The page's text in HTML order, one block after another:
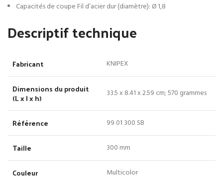
Capacités de coupe Fil d’acier dur (diamètre): Ø 1,8
Descriptif technique
Fabricant ‎KNIPEX
Dimensions du produit
(L x l x h) ‎33.5 x 8.41 x 2.59 cm; 570 grammes
Référence ‎99 01 300 SB
Taille ‎300 mm
Couleur ‎Multicolor